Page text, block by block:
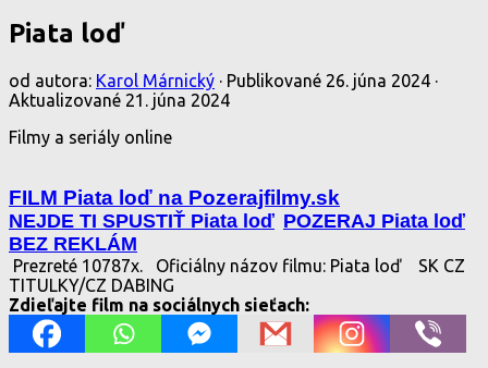
Piata loď
od autora: Karol Márnický · Publikované 26. júna 2024 ·
Aktualizované 21. júna 2024
Filmy a seriály online
FILM Piata loď na Pozerajfilmy.sk
NEJDE TI SPUSTIŤ Piata loď POZERAJ Piata loď
BEZ REKLÁM
Prezreté 10787x. Oficiálny názov filmu: Piata loď
SK CZ
TITULKY/CZ DABING
Zdieľajte film na sociálnych sieťach: